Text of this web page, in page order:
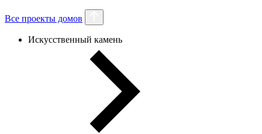
Все проекты домов
Искусственный камень